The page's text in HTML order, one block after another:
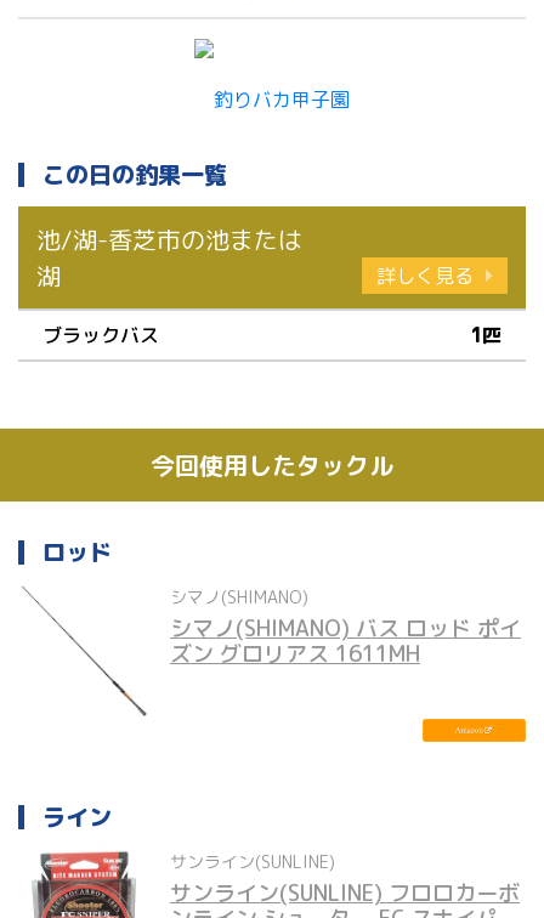
この日の釣果一覧
池/湖-香芝市の池または
湖
詳しく見る
ブラックバス 1匹
今回使用したタックル
ロッド
シマノ(SHIMANO)
シマノ(SHIMANO) バス ロッド ポイ
ズン グロリアス 1611MH
ライン
サンライン(SUNLINE)
サンライン(SUNLINE) フロロカーボ